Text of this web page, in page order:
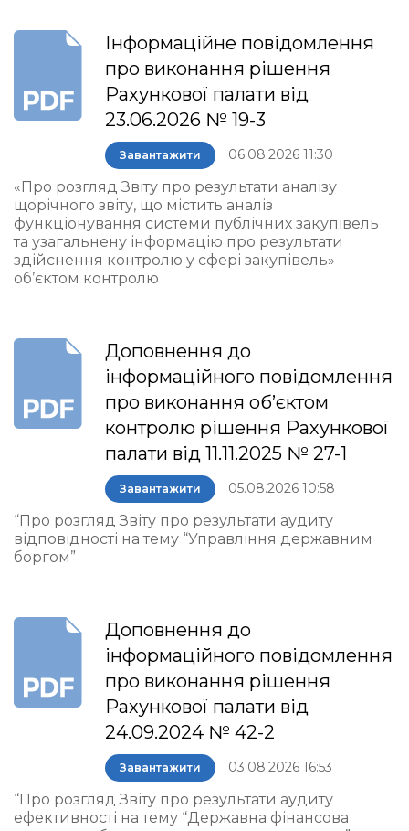
Інформаційне повідомлення
про виконання рішення
Рахункової палати від
23.06.2026 № 19-3
Завантажити 06.08.2026 11:30
«Про розгляд Звіту про результати аналізу
щорічного звіту, що містить аналіз
функціонування системи публічних закупівель
та узагальнену інформацію про результати
здійснення контролю у сфері закупівель»
об’єктом контролю
Доповнення до
інформаційного повідомлення
про виконання об’єктом
контролю рішення Рахункової
палати від 11.11.2025 № 27-1
Завантажити 05.08.2026 10:58
“Про розгляд Звіту про результати аудиту
відповідності на тему “Управління державним
боргом”
Доповнення до
інформаційного повідомлення
про виконання рішення
Рахункової палати від
24.09.2024 № 42-2
Завантажити 03.08.2026 16:53
“Про розгляд Звіту про результати аудиту
ефективності на тему “Державна фінансова